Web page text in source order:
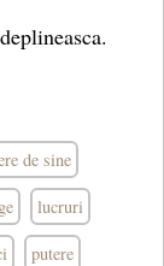
de sine
lucruri
putere